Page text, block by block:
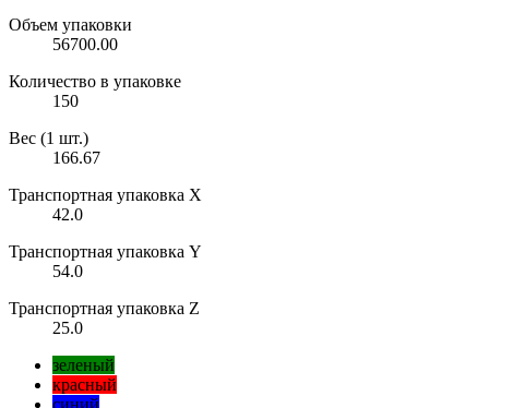
Объем упаковки
56700.00
Количество в упаковке
150
Вес (1 шт.)
166.67
Транспортная упаковка X
42.0
Транспортная упаковка Y
54.0
Транспортная упаковка Z
25.0
зеленый
красный
синий